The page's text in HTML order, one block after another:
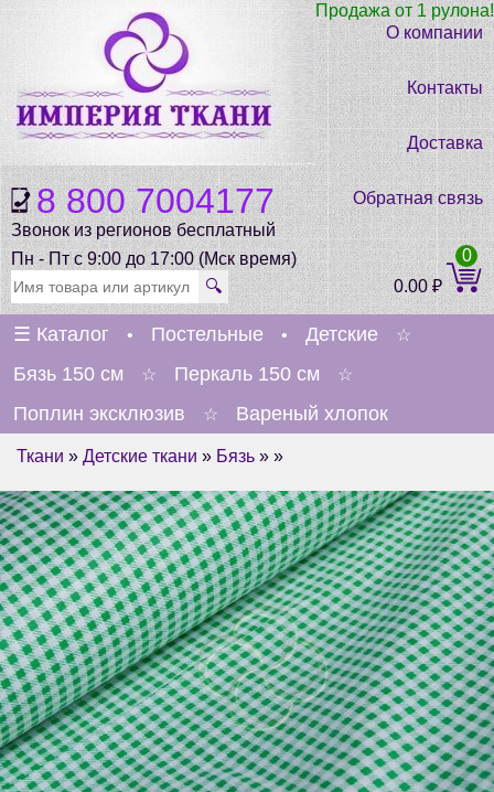
8 800 7004177
Звонок из регионов бесплатный
Пн - Пт с 9:00 до 17:00 (Мск время)
Продажа от 1 рулона!
О компании
Контакты
Доставка
Обратная связь
🔍 0.00₽
0
☰ Каталог • Постельные • Детские ☆
Бязь 150 см ☆ Перкаль 150 см ☆
Поплин эксклюзив ☆ Вареный хлопок
Ткани » Детские ткани » Бязь » »